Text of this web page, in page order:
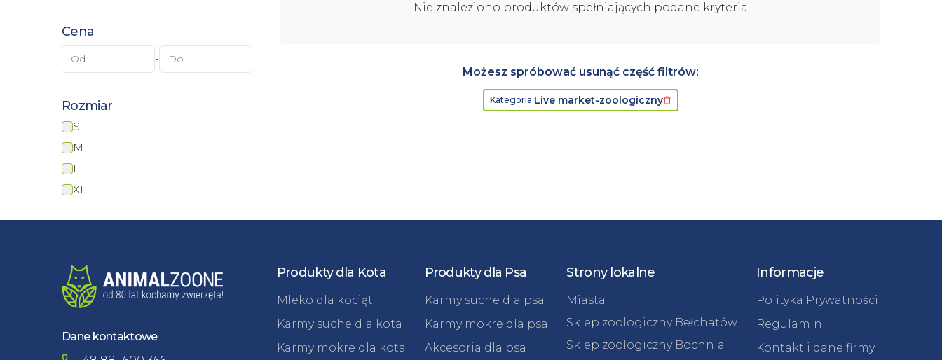
Cena
-
Rozmiar
S
M
L
XL
Nie znaleziono produktów spełniających podane kryteria
Możesz spróbować usunąć część filtrów:
Kategoria: live market-zoologiczny
Dane kontaktowe
Produkty dla Kota
Mleko dla kociąt
Karmy suche dla kota
Karmy mokre dla kota
Produkty dla Psa
Karmy suche dla psa
Karmy mokre dla psa
Akcesoria dla psa
Strony lokalne
Miasta
Sklep zoologiczny Bełchatów
Sklep zoologiczny Bochnia
Informacje
Polityka Prywatności
Regulamin
Kontakt i dane firmy